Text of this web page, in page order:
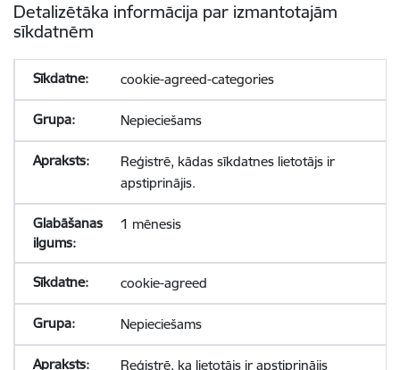
Detalizētāka informācija par izmantotajām
sīkdatnēm
cookie-agreed-categories
Nepieciešams
Reģistrē, kādas sīkdatnes lietotājs ir
apstiprinājis.
1 mēnesis
cookie-agreed
Nepieciešams
Reģistrē, ka lietotājs ir apstiprinājis